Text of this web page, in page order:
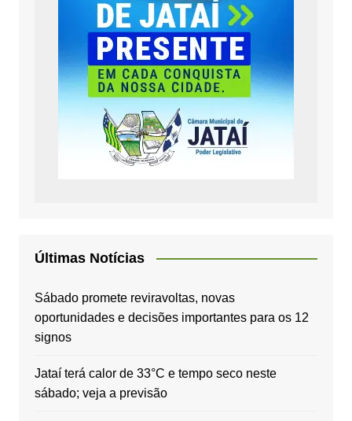
Últimas Notícias
Sábado promete reviravoltas, novas
oportunidades e decisões importantes para os 12
signos
Jataí terá calor de 33°C e tempo seco neste
sábado; veja a previsão